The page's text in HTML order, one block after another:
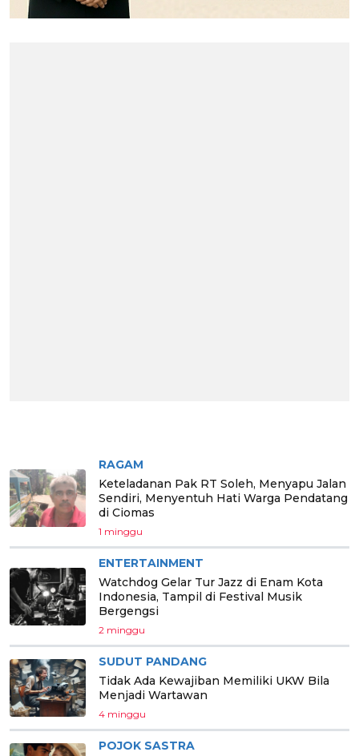
RAGAM
Keteladanan Pak RT Soleh, Menyapu Jalan
Sendiri, Menyentuh Hati Warga Pendatang
di Ciomas
1 minggu
ENTERTAINMENT
Watchdog Gelar Tur Jazz di Enam Kota
Indonesia, Tampil di Festival Musik
Bergengsi
2 minggu
SUDUT PANDANG
Tidak Ada Kewajiban Memiliki UKW Bila
Menjadi Wartawan
4 minggu
POJOK SASTRA